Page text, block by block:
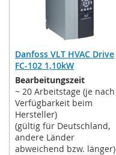
Danfoss VLT HVAC Drive
FC-102 1,10kW
Bearbeitungszeit
~ 20 Arbeitstage (je nach
Verfügbarkeit beim
Hersteller)
(gültig für Deutschland,
andere Länder
abweichend bzw. länger)